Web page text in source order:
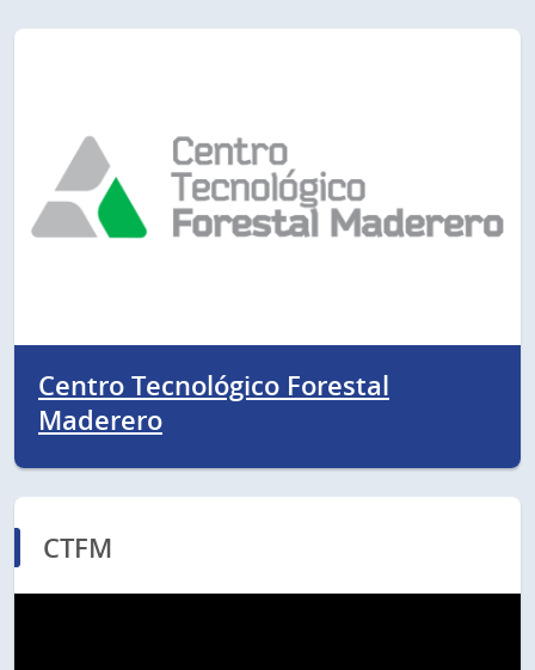
Centro Tecnológico Forestal
Maderero
CTFM